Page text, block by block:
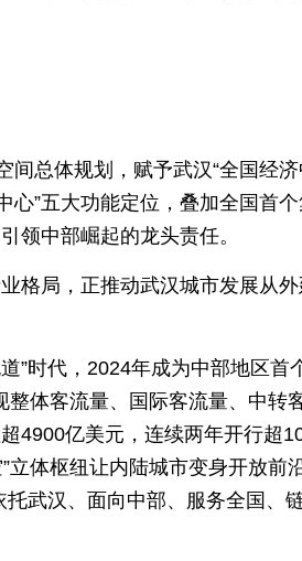
总体规划，赋予武汉“全国经济
”五大功能定位，叠加全国首个
领中部崛起的龙头责任。
格局，正推动武汉城市发展从
”时代，2024年成为中部地区首
体客流量、国际客流量、中转
4900亿美元，连续两年开行超
立体枢纽让内陆城市变身开放前
武汉、面向中部、服务全国、